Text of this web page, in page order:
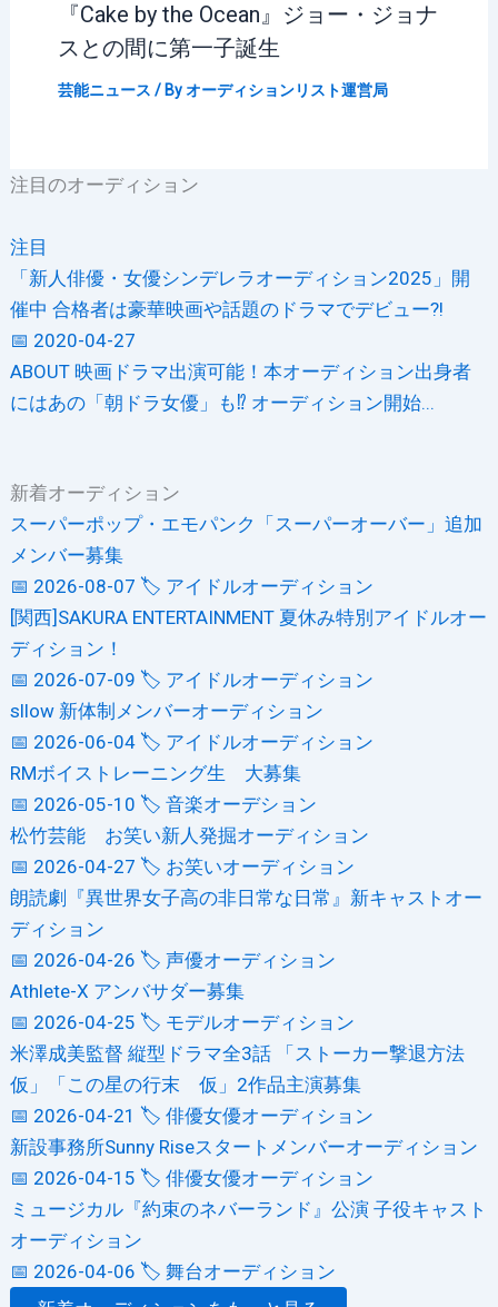
『Cake by the Ocean』ジョー・ジョナ
スとの間に第一子誕生
芸能ニュース / Byオーディションリスト運営局
注目のオーディション
注目
「新人俳優・女優シンデレラオーディション2025」開
催中 合格者は豪華映画や話題のドラマでデビュー?!
📅 2020-04-27
ABOUT 映画ドラマ出演可能！本オーディション出身者
にはあの「朝ドラ女優」も⁉ オーディション開始...
新着オーディション
スーパーポップ・エモパンク「スーパーオーバー」追加
メンバー募集
📅 2026-08-07 🏷️ アイドルオーディション
[関西]SAKURA ENTERTAINMENT 夏休み特別アイドルオー
ディション！
📅 2026-07-09 🏷️ アイドルオーディション
sllow 新体制メンバーオーディション
📅 2026-06-04 🏷️ アイドルオーディション
RMボイストレーニング生 大募集
📅 2026-05-10 🏷️ 音楽オーデション
松竹芸能 お笑い新人発掘オーディション
📅 2026-04-27 🏷️ お笑いオーディション
朗読劇『異世界女子高の非日常な日常』新キャストオー
ディション
📅 2026-04-26 🏷️ 声優オーディション
Athlete-X アンバサダー募集
📅 2026-04-25 🏷️ モデルオーディション
米澤成美監督 縦型ドラマ全3話 「ストーカー撃退方法
仮」「この星の行末 仮」2作品主演募集
📅 2026-04-21 🏷️ 俳優女優オーディション
新設事務所Sunny Riseスタートメンバーオーディション
📅 2026-04-15 🏷️ 俳優女優オーディション
ミュージカル『約束のネバーランド』公演 子役キャスト
オーディション
📅 2026-04-06 🏷️ 舞台オーディション